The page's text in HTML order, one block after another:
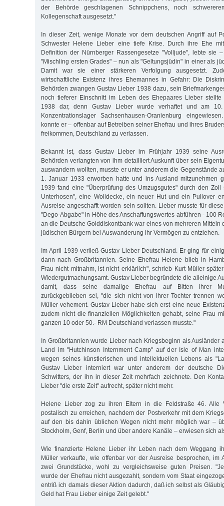
der Behörde geschlagenen Schnippchens, noch
Kollegenschaft ausgesetzt."
In dieser Zeit, wenige Monate vor dem deutschen Angriff auf
Schwester Helene Lieber eine tiefe Krise. Durch ihre Ehe
Definition der Nürnberger Rassengesetze "Volljude", lebte sie
"Mischling ersten Grades" – nun als "Geltungsjüdin" in einer als
Damit war sie einer stärkeren Verfolgung ausgesetzt.
wirtschaftliche Existenz ihres Ehemannes in Gefahr: Die
Behörden zwangen Gustav Lieber 1938 dazu, sein
noch tieferer Einschnitt im Leben des Ehepaares Lieber stellte
1938 dar, denn Gustav Lieber wurde verhaftet und am
Konzentrationslager Sachsenhausen-Oranienburg
konnte er – offenbar auf Betreiben seiner Ehefrau und ihres
freikommen, Deutschland zu verlassen.
Bekannt ist, dass Gustav Lieber im Frühjahr 1939 seine
Behörden verlangten von ihm detailliert Auskunft über sein
auswandern wollten, musste er unter anderem die Gegenstände
1. Januar 1933 erworben hatte und ins Ausland mitzunehmen
1939 fand eine "Überprüfung des Umzugsgutes" durch den Zoll
Unterhosen", eine Wolldecke, ein neuer Hut und ein Pullover
Ausreise angeschafft worden sein sollten. Lieber musste für
"Dego-Abgabe" in Höhe des Anschaffungswertes abführen - 100
an die Deutsche Golddiskontbank war eines von mehreren Mitteln
jüdischen Bürgern bei Auswanderung ihr Vermögen zu entziehen.
Im April 1939 verließ Gustav Lieber Deutschland. Er ging für
dann nach Großbritannien. Seine Ehefrau Helene blieb in
Frau nicht mitnahm, ist nicht erklärlich", schrieb Kurt Müller
Wiedergutmachungsamt. Gustav Lieber begründete die alleinige
damit, dass seine damalige Ehefrau auf Bitten ihrer
zurückgeblieben sei, "die sich nicht von ihrer Tochter trennen
Müller vehement. Gustav Lieber habe sich erst eine neue
zudem nicht die finanziellen Möglichkeiten gehabt, seine Frau
ganzen 10 oder 50.- RM Deutschland verlassen musste."
In Großbritannien wurde Lieber nach Kriegsbeginn als Ausländer
Land im "Hutchinson Internment Camp" auf der Isle of Man
wegen seines künstlerischen und intellektuellen Lebens als
Gustav Lieber interniert war unter anderem der deutsche
Schwitters, der ihn in dieser Zeit mehrfach zeichnete. Den
Lieber "die erste Zeit" aufrecht, später nicht mehr.
Helene Lieber zog zu ihren Eltern in die Feldstraße 46. Alle
postalisch zu erreichen, nachdem der Postverkehr mit dem
auf den bis dahin üblichen Wegen nicht mehr möglich war –
Stockholm, Genf, Berlin und über andere Kanäle – erwiesen sich
Wie finanzierte Helene Lieber ihr Leben nach dem Weggang
Müller verkaufte, wie offenbar vor der Ausreise besprochen, im
zwei Grundstücke, wohl zu vergleichsweise guten Preisen.
wurde der Ehefrau nicht ausgezahlt, sondern vom Staat
entriß ich damals dieser Aktion dadurch, daß ich selbst als
Geld hat Frau Lieber einige Zeit gelebt."